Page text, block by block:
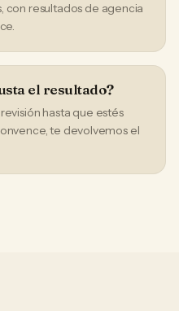
con resultados de agencia
el resultado?
hasta que estés
te devolvemos el